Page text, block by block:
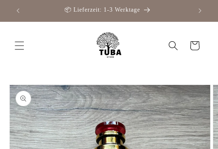
zum
📦 Lieferzeit: 1-3 Werktage
Warenkorb